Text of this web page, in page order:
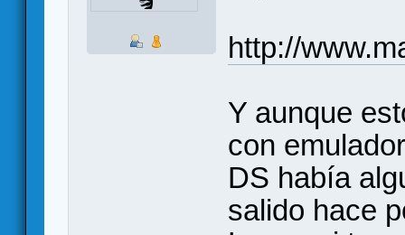
http://
Y aunque
con
DS había
salido hace